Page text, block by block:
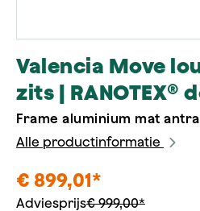
Valencia Move
zits | RANOTEX®
Frame aluminium mat
Alle productinformatie
€ 899,01*
Adviesprijs€ 999,00*